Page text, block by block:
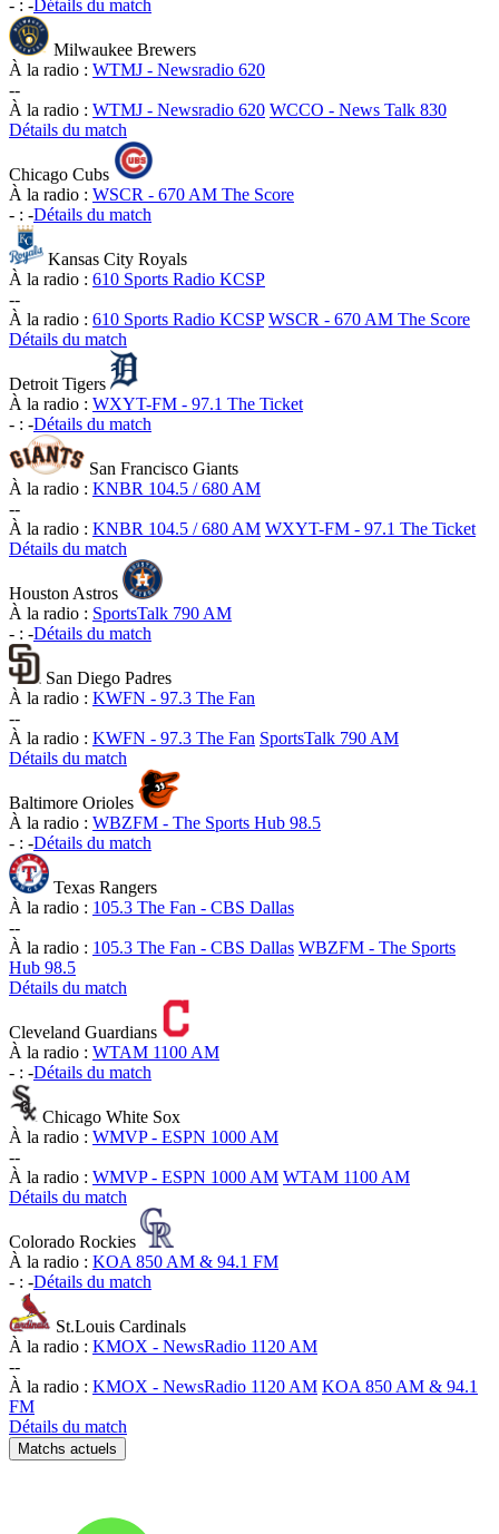
- : - Détails du match
Milwaukee Brewers
À la radio : WTMJ - Newsradio 620
--
À la radio : WTMJ - Newsradio 620 WCCO - News Talk 830
Détails du match
Chicago Cubs
À la radio : WSCR - 670 AM The Score
- : -Détails du match
Kansas City Royals
À la radio : 610 Sports Radio KCSP
--
À la radio : 610 Sports Radio KCSP WSCR - 670 AM The Score
Détails du match
Detroit Tigers
À la radio : WXYT-FM - 97.1 The Ticket
- : -Détails du match
San Francisco Giants
À la radio : KNBR 104.5 / 680 AM
--
À la radio : KNBR 104.5 / 680 AM WXYT-FM - 97.1 The Ticket
Détails du match
Houston Astros
À la radio : SportsTalk 790 AM
- : -Détails du match
San Diego Padres
À la radio : KWFN - 97.3 The Fan
--
À la radio : KWFN - 97.3 The Fan SportsTalk 790 AM
Détails du match
Baltimore Orioles
À la radio : WBZFM - The Sports Hub 98.5
- : -Détails du match
Texas Rangers
À la radio : 105.3 The Fan - CBS Dallas
--
À la radio : 105.3 The Fan - CBS Dallas WBZFM - The Sports
Hub 98.5
Détails du match
Cleveland Guardians
À la radio : WTAM 1100 AM
- : -Détails du match
Chicago White Sox
À la radio : WMVP - ESPN 1000 AM
--
À la radio : WMVP - ESPN 1000 AM WTAM 1100 AM
Détails du match
Colorado Rockies
À la radio : KOA 850 AM & 94.1 FM
- : -Détails du match
St.Louis Cardinals
À la radio : KMOX - NewsRadio 1120 AM
--
À la radio : KMOX - NewsRadio 1120 AM KOA 850 AM & 94.1
FM
Détails du match
Matchs actuels